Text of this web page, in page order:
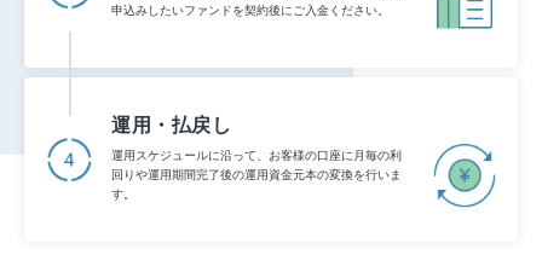
申込みしたいファンドを契約後にご入金ください。
運用・払戻し
運用スケジュールに沿って、お客様の口座に月毎の利
回りや運用期間完了後の運用資金元本の変換を行いま
す。